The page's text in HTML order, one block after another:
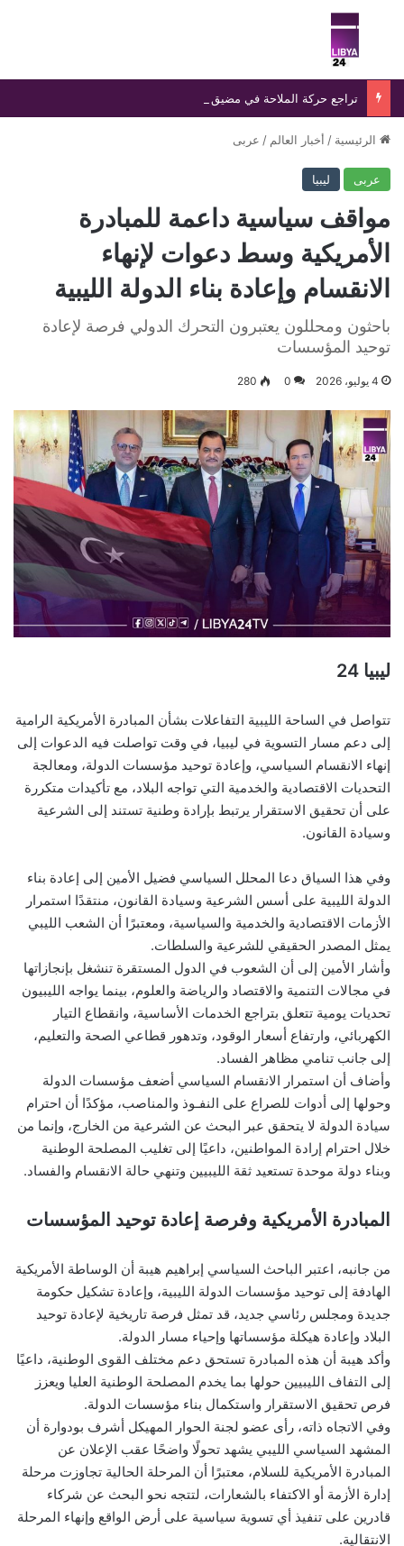
بحث عن
الرئيسية / أخبار العالم / عربى
عربى ليبيا
مواقف سياسية داعمة للمبادرة
الأمريكية وسط دعوات لإنهاء
الانقسام وإعادة بناء الدولة الليبية
باحثون ومحللون يعتبرون التحرك الدولي فرصة لإعادة
توحيد المؤسسات
4 يوليو، 2026 0
280
ليبيا 24
تتواصل في الساحة الليبية التفاعلات بشأن المبادرة الأمريكية الرامية
إلى دعم مسار التسوية في ليبيا، في وقت تواصلت فيه الدعوات إلى
إنهاء الانقسام السياسي، وإعادة توحيد مؤسسات الدولة، ومعالجة
التحديات الاقتصادية والخدمية التي تواجه البلاد، مع تأكيدات متكررة
على أن تحقيق الاستقرار يرتبط بإرادة وطنية تستند إلى الشرعية
وسيادة القانون.
وفي هذا السياق دعا المحلل السياسي فضيل الأمين إلى إعادة بناء
الدولة الليبية على أسس الشرعية وسيادة القانون، منتقدًا استمرار
الأزمات الاقتصادية والخدمية والسياسية، ومعتبرًا أن الشعب الليبي
يمثل المصدر الحقيقي للشرعية والسلطات.
وأشار الأمين إلى أن الشعوب في الدول المستقرة تنشغل بإنجازاتها
في مجالات التنمية والاقتصاد والرياضة والعلوم، بينما يواجه الليبيون
تحديات يومية تتعلق بتراجع الخدمات الأساسية، وانقطاع التيار
الكهربائي، وارتفاع أسعار الوقود، وتدهور قطاعي الصحة والتعليم،
إلى جانب تنامي مظاهر الفساد.
وأضاف أن استمرار الانقسام السياسي أضعف مؤسسات الدولة
وحولها إلى أدوات للصراع على النفـوذ والمناصب، مؤكدًا أن احترام
سيادة الدولة لا يتحقق عبر البحث عن الشرعية من الخارج، وإنما من
خلال احترام إرادة المواطنين، داعيًا إلى تغليب المصلحة الوطنية
وبناء دولة موحدة تستعيد ثقة الليبيين وتنهي حالة الانقسام والفساد.
المبادرة الأمريكية وفرصة إعادة توحيد المؤسسات
من جانبه، اعتبر الباحث السياسي إبراهيم هيبة أن الوساطة الأمريكية
الهادفة إلى توحيد مؤسسات الدولة الليبية، وإعادة تشكيل حكومة
جديدة ومجلس رئاسي جديد، قد تمثل فرصة تاريخية لإعادة توحيد
البلاد وإعادة هيكلة مؤسساتها وإحياء مسار الدولة.
وأكد هيبة أن هذه المبادرة تستحق دعم مختلف القوى الوطنية، داعيًا
إلى التفاف الليبيين حولها بما يخدم المصلحة الوطنية العليا ويعزز
فرص تحقيق الاستقرار واستكمال بناء مؤسسات الدولة.
وفي الاتجاه ذاته، رأى عضو لجنة الحوار المهيكل أشرف بودوارة أن
المشهد السياسي الليبي يشهد تحولًا واضحًا عقب الإعلان عن
المبادرة الأمريكية للسلام، معتبرًا أن المرحلة الحالية تجاوزت مرحلة
إدارة الأزمة أو الاكتفاء بالشعارات، لتتجه نحو البحث عن شركاء
قادرين على تنفيذ أي تسوية سياسية على أرض الواقع وإنهاء المرحلة
الانتقالية.